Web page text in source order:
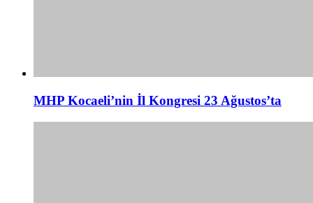
MHP Kocaeli’nin İl Kongresi 23 Ağustos’ta